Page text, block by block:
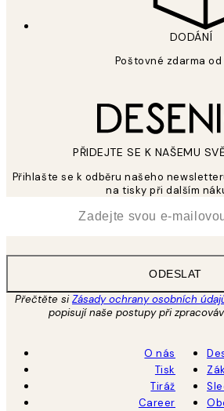
DODÁNÍ
Poštovné zdarma od
PŘIDEJTE SE K NAŠEMU
Přihlašte se k odběru našeho
na tisky při dalším
ODESLAT
Přečtěte siZásady ochrany osobních
popisují naše postupy při
O nás
Tisk
Tiráž
Career